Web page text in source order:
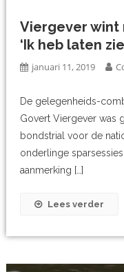
Viergever wint
‘Ik heb laten
januari 11, 2019
De gelegenheids-
Govert Viergever was
bondstrial voor de
onderlinge
aanmerking […]
Lees verder